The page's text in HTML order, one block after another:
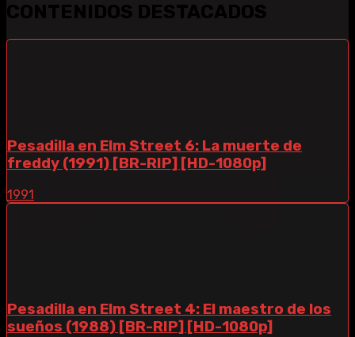
CONTENIDOS DESTACADOS
Pesadilla en Elm Street 6: La muerte de
freddy (1991) [BR-RIP] [HD-1080p]
1991
Pesadilla en Elm Street 4: El maestro de los
sueños (1988) [BR-RIP] [HD-1080p]